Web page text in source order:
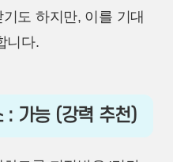
도 하지만, 이를 기대
니다.
가능 (강력 추천)